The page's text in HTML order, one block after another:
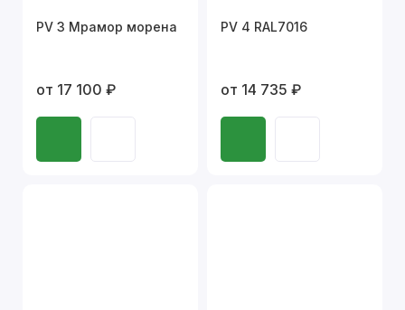
PV 3 Мрамор морена
от 17 100 ₽
PV 4 RAL7016
от 14 735 ₽